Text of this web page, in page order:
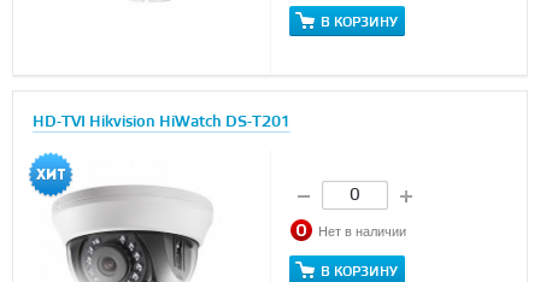
В КОРЗИНУ
HD-TVI Hikvision HiWatch DS-T201
Нет в наличии
В КОРЗИНУ